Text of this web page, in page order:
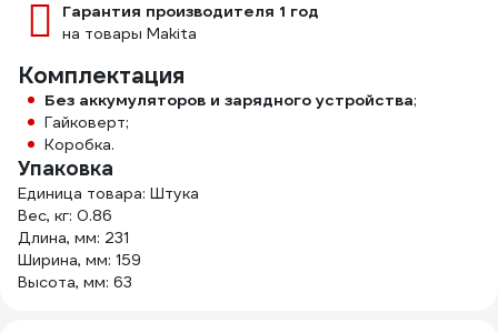
Гарантия производителя 1 год
на товары Makita
Комплектация
Без аккумуляторов и зарядного устройства;
Гайковерт;
Коробка.
Упаковка
Единица товара: Штука
Вес, кг: 0.86
Длина, мм: 231
Ширина, мм: 159
Высота, мм: 63